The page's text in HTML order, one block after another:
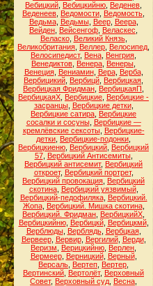
Вебицкий Вебицкийню Веденев
Веденеев Ведомости Ведомость
Ведьма, Ведьмы, Веер, Веера,
Вейден Вейсенгоф Веласкес
Веласко, Великий Князь,
Великобритания Веллер Велосипед
Велосипедист, Вена Венгрия
Венедиктов Венера Венеры
Венеция, Вениамин, Вера, Верба,
Вербицикий Вербицй Вербицкая
Вербицкая Фридман ВербицкаяП
ВербицкаяХ Вербицкие Вербицкие -
засранцы, Вербицкие детки,
Вербицкие сатира Вербицкие
сосалки и сосуны, Вербицкие —
кремлёвские сексоты, Вербицкие-
детки Вербицкие-подонки
Вербицкиеню Вербицкий Вербицкий
57, Вербицкий Антисемиты,
Вербицкий антисемит, Вербицкий
откроет, Вербицкий портрет,
Вербицкий провокация Вербицкий
скотина, Вербицкий уязвимый,
Вербицкий-педофиляка, Вербицкий.
Жопа, Вербицкий. Мишка скотина,
Вербицкий. Фридман ВербицкийХ
Вербицкийню, Вербицкй, Вербицкмй,
Верблюды, Верблядь, Вербцкая,
Вервеер, Вервир, Вергилий, Верди,
Веризм
Верицкийню Верлен
Вермеер, Верницкий, Верный,
Версаль Вертеп Вертер
Вертинский Вертолёт, Верховный
Совет, Верховный суд Весна